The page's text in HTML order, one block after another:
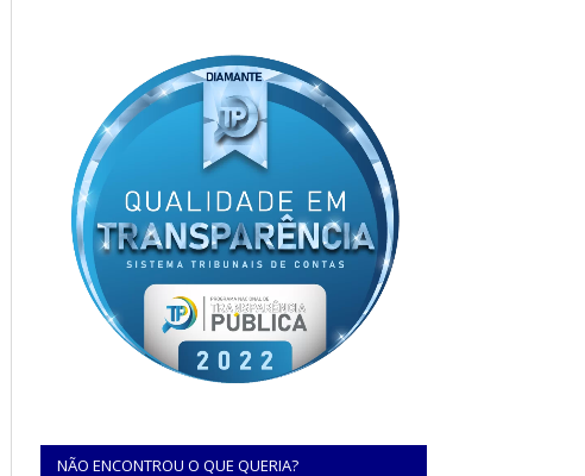
NÃO ENCONTROU O QUE QUERIA?